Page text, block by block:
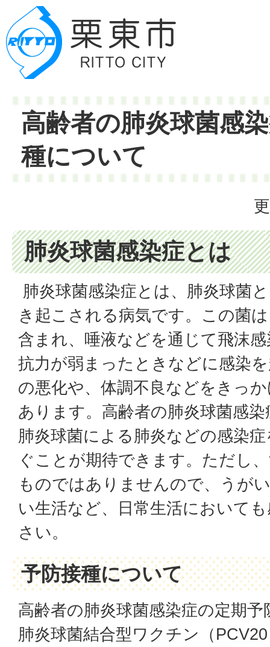
高齢者の肺炎球菌感
種について
肺炎球菌感染症とは
肺炎球菌感染症とは、肺炎球菌
き起こされる病気です。この菌
含まれ、唾液などを通じて飛沫
抗力が弱まったときなどに感染
の悪化や、体調不良などをきっ
あります。高齢者の肺炎球菌感
肺炎球菌による肺炎などの感染
ぐことが期待できます。ただし
ものではありませんので、うが
い生活など、日常生活において
さい。
予防接種について
高齢者の肺炎球菌感染症の定期
肺炎球菌結合型ワクチン（